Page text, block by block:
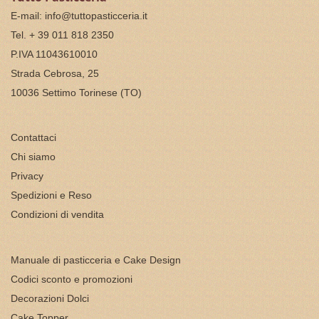
E-mail: info@tuttopasticceria.it
Tel. + 39 011 818 2350
P.IVA 11043610010
Strada Cebrosa, 25
10036 Settimo Torinese (TO)
Contattaci
Chi siamo
Privacy
Spedizioni e Reso
Condizioni di vendita
Manuale di pasticceria e Cake Design
Codici sconto e promozioni
Decorazioni Dolci